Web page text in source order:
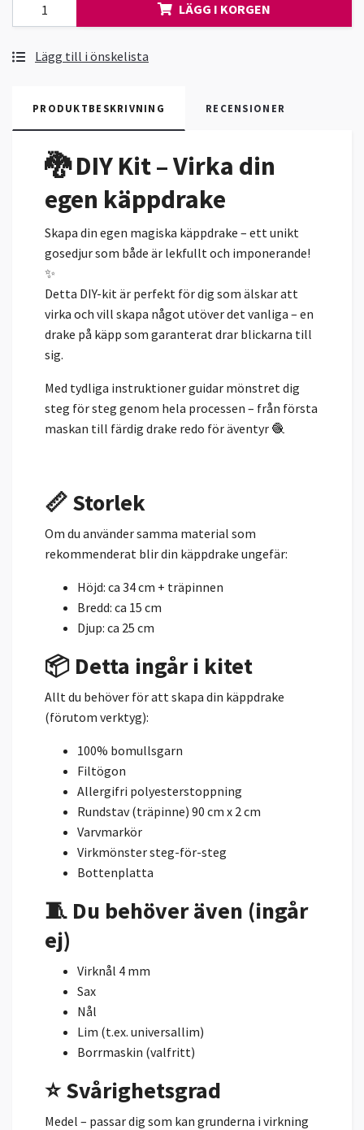
LÄGG I KORGEN
Lägg till i önskelista
PRODUKTBESKRIVNING RECENSIONER
🐉 DIY Kit – Virka din
egen käppdrake
Skapa din egen magiska käppdrake – ett unikt
gosedjur som både är lekfullt och imponerande!
✨
Detta DIY-kit är perfekt för dig som älskar att
virka och vill skapa något utöver det vanliga – en
drake på käpp som garanterat drar blickarna till
sig.
Med tydliga instruktioner guidar mönstret dig
steg för steg genom hela processen – från första
maskan till färdig drake redo för äventyr 🧶
📏 Storlek
Om du använder samma material som
rekommenderat blir din käppdrake ungefär:
Höjd: ca 34 cm + träpinnen
Bredd: ca 15 cm
Djup: ca 25 cm
📦 Detta ingår i kitet
Allt du behöver för att skapa din käppdrake
(förutom verktyg):
100% bomullsgarn
Filtögon
Allergifri polyesterstoppning
Rundstav (träpinne) 90 cm x 2 cm
Varvmarkör
Virkmönster steg-för-steg
Bottenplatta
🧵 Du behöver även (ingår
ej)
Virknål 4 mm
Sax
Nål
Lim (t.ex. universallim)
Borrmaskin (valfritt)
⭐ Svårighetsgrad
Medel – passar dig som kan grunderna i virkning